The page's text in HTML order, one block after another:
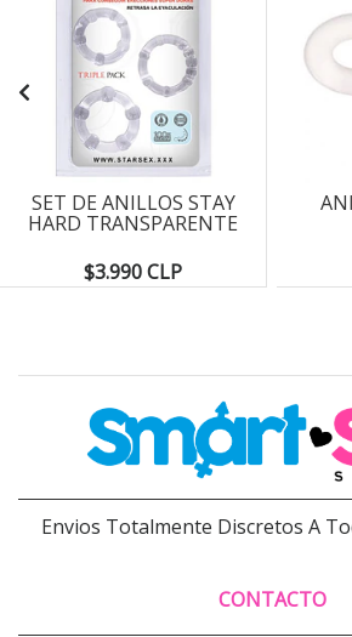
SET DE ANILLOS STAY
HARD TRANSPARENTE
$3.990 CLP
Envios Totalmente Discretos A
CONTACTO